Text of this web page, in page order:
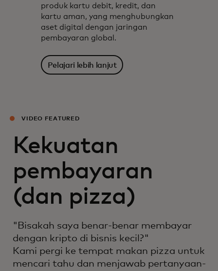
produk kartu debit, kredit, dan
kartu aman, yang menghubungkan
aset digital dengan jaringan
pembayaran global.
Pelajari lebih lanjut
VIDEO FEATURED
Kekuatan
pembayaran
(dan pizza)
"Bisakah saya benar-benar membayar
dengan kripto di bisnis kecil?"
Kami pergi ke tempat makan pizza untuk
mencari tahu dan menjawab pertanyaan-